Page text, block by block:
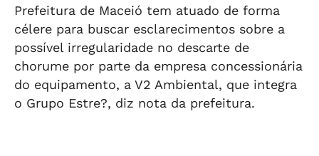
Prefeitura de Maceió tem atuado de forma
célere para buscar esclarecimentos sobre a
possível irregularidade no descarte de
chorume por parte da empresa concessionária
do equipamento, a V2 Ambiental, que integra
o Grupo Estre?, diz nota da prefeitura.